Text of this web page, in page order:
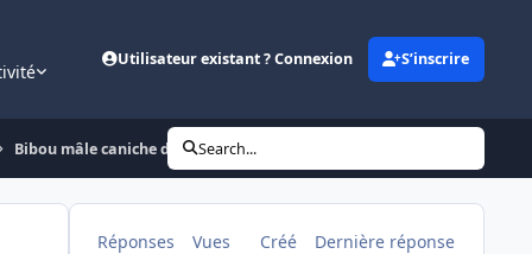
Utilisateur existant ? Connexion S’inscrire
Bibou mâle caniche de 12 ansSearch...
Réponses Vues Créé Dernière réponse